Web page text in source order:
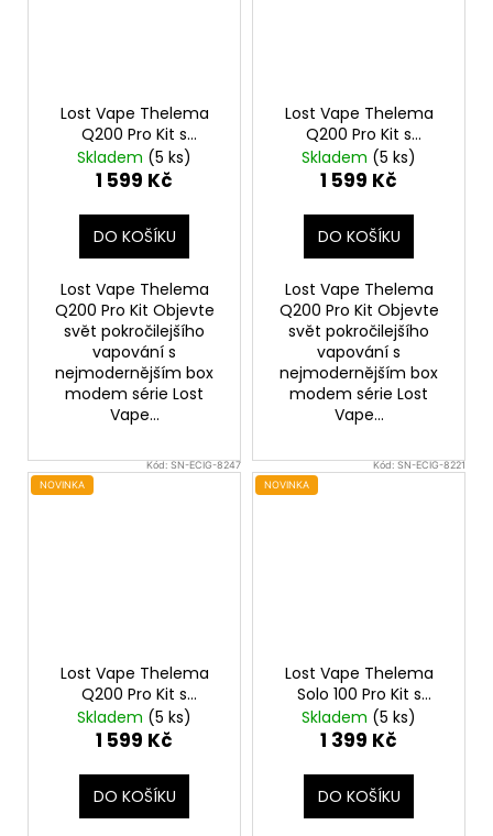
Lost Vape Thelema
Q200 Pro Kit s
Centaurus Sub Ohm
Tank V2 (Desert
Skladem (5 ks)
1 599 Kč
DO KOŠÍKU
Lost Vape Thelema
Q200 Pro Kit Objevte
svět pokročilejšího
vapování s
nejmodernějším box
modem série Lost
Vape...
Lost Vape Thelema
Q200 Pro Kit s
Centaurus Sub Ohm
Tank V2 (Dark
Skladem (5 ks)
1 599 Kč
DO KOŠÍKU
Lost Vape Thelema
Q200 Pro Kit Objevte
svět pokročilejšího
vapování s
nejmodernějším box
modem série Lost
Vape...
Kód:SN-ECIG-8247
NOVINKA
Lost Vape Thelema
Q200 Pro Kit s
Centaurus Sub Ohm
Tank V2 (Armor
Skladem (5 ks)
1 599 Kč
DO KOŠÍKU
Kód:SN-ECIG-8221
NOVINKA
Lost Vape Thelema
Solo 100 Pro Kit s
Centaurus Sub Ohm
Tank V2 (Wavy Silver)
Skladem (5 ks)
1 399 Kč
DO KOŠÍKU